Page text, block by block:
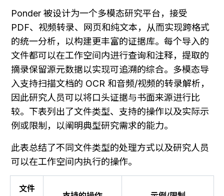
Ponder 被设计为一个多模态研究平台，接受
PDF、视频转录、网页和纯文本，从而实现跨格式
的统一分析，以构建更丰富的证据库。每个导入的
文件都可以在工作空间内进行查询和注释，提取的
摘录保留源元数据以实现可追溯的综合。多模态导
入支持扫描文档的 OCR 和音频/视频的转录解析，
因此研究人员可以将口头证据与书面来源进行比
较。下表列出了文件类型、支持的操作以及实际示
例或限制，以阐明典型研究需求的能力。
此表总结了不同文件类型的处理方式以及研究人员
可以在工作空间内执行的操作。
文件